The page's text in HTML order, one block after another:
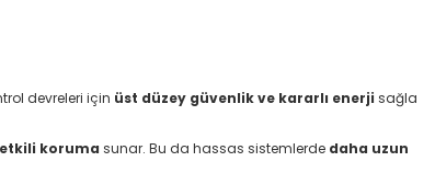
devreleri için üst düzey güvenlik ve kararlı enerji sağla
koruma sunar. Bu da hassas sistemlerde daha uzun